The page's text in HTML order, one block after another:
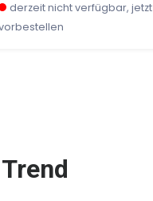
derzeit nicht verfügbar, jetzt